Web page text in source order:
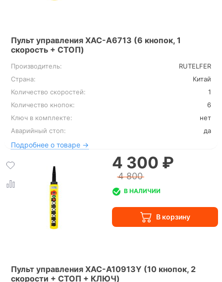
Пульт управления XAC-A6713 (6 кнопок, 1
скорость + СТОП)
Производитель:
RUTELFER
Страна:
Китай
Количество скоростей:
1
Количество кнопок:
6
Ключ в комплекте:
нет
Аварийный стоп:
да
Подробнее о товаре →
Пульт управления XAC-A10913Y (10 кнопок, 2
скорости + СТОП + КЛЮЧ)
4 300 ₽
4 800
В НАЛИЧИИ